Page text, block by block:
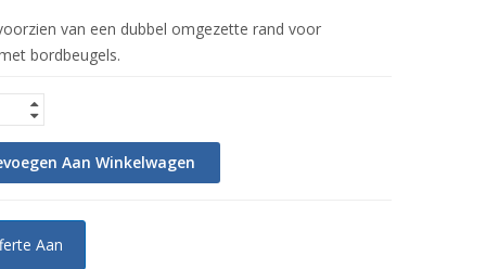
van een dubbel omgezette rand voor
bordbeugels.
Aan Winkelwagen
Aan